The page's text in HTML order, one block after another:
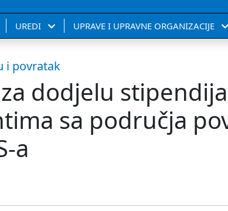
UREDI UPRAVE I UPRAVNE ORGANIZACIJE
i povratak
dodjelu
sa područja
a